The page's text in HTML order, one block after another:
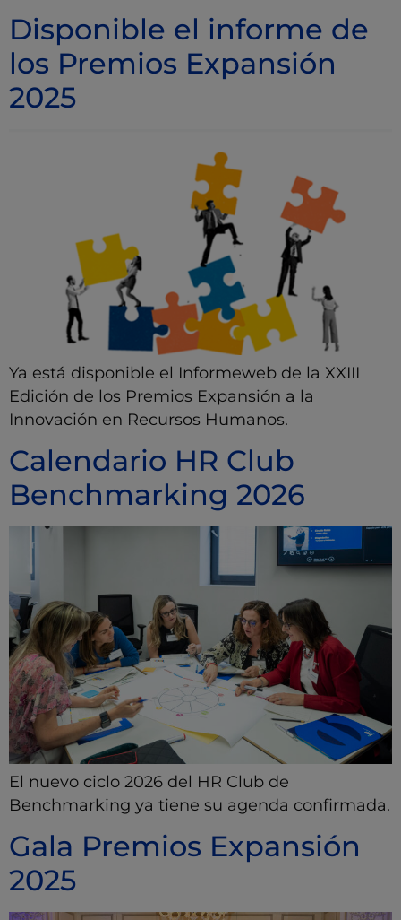
Disponible el informe de
los Premios Expansión
2025
Ya está disponible el Informeweb de la XXIII
Edición de los Premios Expansión a la
Innovación en Recursos Humanos.
Calendario HR Club
Benchmarking 2026
El nuevo ciclo 2026 del HR Club de
Benchmarking ya tiene su agenda confirmada.
Gala Premios Expansión
2025